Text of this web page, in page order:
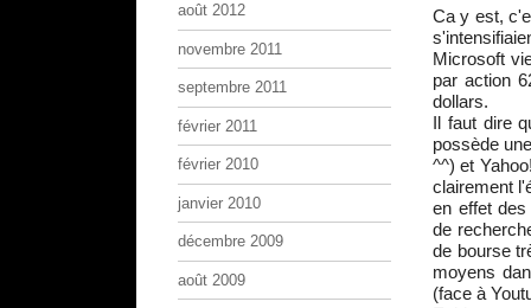
Ca y est,
Microsoft
par action
dollars.
Il faut dire
possède
^^) et
clairement
en effet
de
de bourse
moyens
(face à
août 2012
novembre 2011
septembre 2011
février 2011
février 2010
janvier 2010
décembre 2009
août 2009